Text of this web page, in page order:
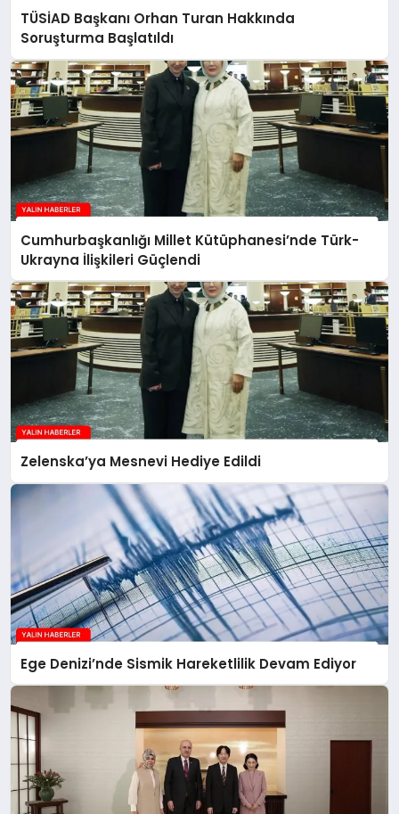
TÜSİAD Başkanı Orhan Turan Hakkında
Soruşturma Başlatıldı
Cumhurbaşkanlığı Millet Kütüphanesi’nde Türk-
Ukrayna İlişkileri Güçlendi
Zelenska’ya Mesnevi Hediye Edildi
Ege Denizi’nde Sismik Hareketlilik Devam Ediyor